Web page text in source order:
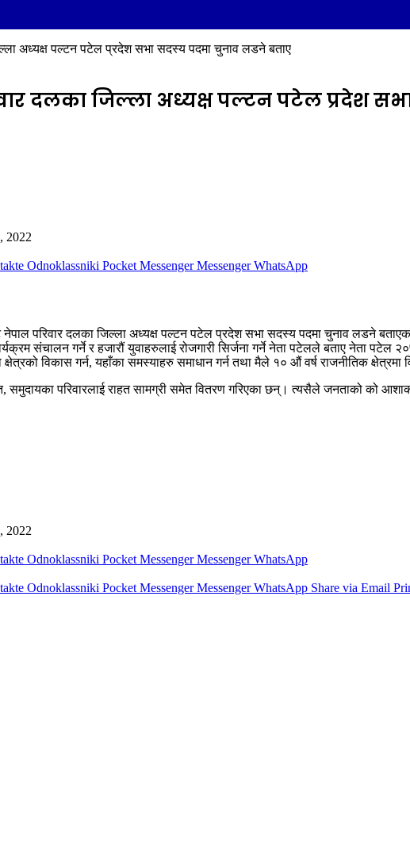
अध्यक्ष पल्टन पटेल प्रदेश सभा सदस्य पदमा चुनाव लडने बताए
दलका जिल्ला अध्यक्ष पल्टन पटेल प्रदेश
2022
Odnoklassniki Pocket Messenger Messenger WhatsApp
नेपाल परिवार दलका जिल्ला अध्यक्ष पल्टन पटेल प्रदेश सभा सदस्य पदमा चुनाव लडने
संचालन गर्ने र हजारौं युवाहरुलाई रोजगारी सिर्जना गर्ने नेता पटेलले बताए नेता पटेल
विकास गर्न, यहाँका समस्याहरु समाधान गर्न तथा मैले १० औं वर्ष राजनीतिक क्षेत्रमा
समुदायका परिवारलाई राहत सामग्री समेत वितरण गरिएका छन्। त्यसैले जनताको को
2022
Odnoklassniki Pocket Messenger Messenger WhatsApp
Odnoklassniki Pocket Messenger Messenger WhatsApp Share via Email